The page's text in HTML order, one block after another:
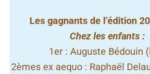
Les gagnants de l’édition
Chez les enfants :
1er : Auguste Bédouin
2èmes ex aequo : Raphaël